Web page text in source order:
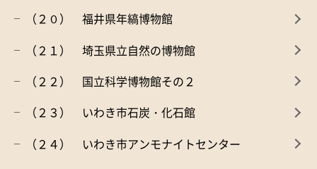
（２０） 福井県年縞博物館
（２１） 埼玉県立自然の博物館
（２２） 国立科学博物館その２
（２３） いわき市石炭・化石館
（２４） いわき市アンモナイトセンター